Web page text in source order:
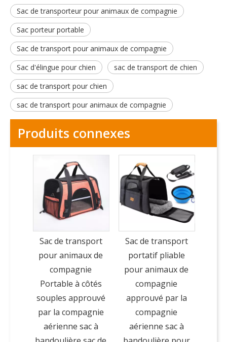
Sac de transporteur pour animaux de compagnie
Sac porteur portable
Sac de transport pour animaux de compagnie
Sac d'élingue pour chien
sac de transport de chien
sac de transport pour chien
sac de transport pour animaux de compagnie
Produits connexes
Sac de transport
pour animaux de
compagnie
Portable à côtés
souples approuvé
par la compagnie
aérienne sac à
Sac de transport
portatif pliable
pour animaux de
compagnie
approuvé par la
compagnie
aérienne sac à